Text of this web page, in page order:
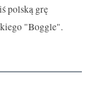
polską grę
"Boggle".